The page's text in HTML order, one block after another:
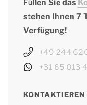
Füllen Sie das
stehen Ihnen 7
Verfügung!
+49 244
+31 85 013
KONTAKTIEREN